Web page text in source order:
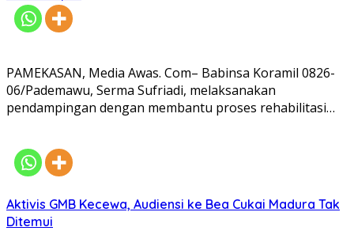
PAMEKASAN, Media Awas. Com– Babinsa Koramil 0826-
06/Pademawu, Serma Sufriadi, melaksanakan
pendampingan dengan membantu proses rehabilitasi…
Aktivis GMB Kecewa, Audiensi ke Bea Cukai Madura Tak
Ditemui